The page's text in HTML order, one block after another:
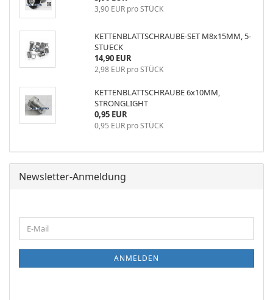
3,90 EUR pro STÜCK
KETTENBLATTSCHRAUBE-SET M8x15MM, 5-
STUECK
14,90 EUR
2,98 EUR pro STÜCK
KETTENBLATTSCHRAUBE 6x10MM,
STRONGLIGHT
0,95 EUR
0,95 EUR pro STÜCK
Newsletter-Anmeldung
ZUR
NEWSLETTER-
E-
Mail
ANMELDEN